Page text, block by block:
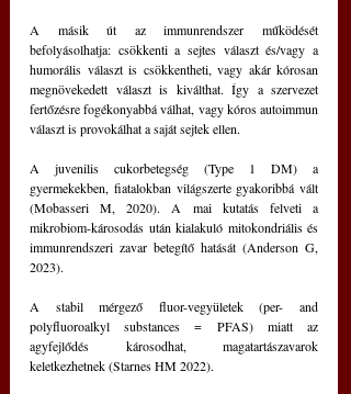
A másik út az immunrendszer működését
befolyásolhatja: csökkenti a sejtes választ és/vagy a
humorális választ is csökkentheti, vagy akár kórosan
megnövekedett választ is kiválthat. Így a szervezet
fertőzésre fogékonyabbá válhat, vagy kóros autoimmun
választ is provokálhat a saját sejtek ellen.
A juvenilis cukorbetegség (Type 1 DM) a
gyermekekben, fiatalokban világszerte gyakoribbá vált
(Mobasseri M, 2020). A mai kutatás felveti a
mikrobiom-károsodás után kialakuló mitokondriális és
immunrendszeri zavar betegítő hatását (Anderson G,
2023).
A stabil mérgező fluor-vegyületek (per- and
polyfluoroalkyl substances = PFAS) miatt az
agyfejlődés károsodhat, magatartászavarok
keletkezhetnek (Starnes HM 2022).